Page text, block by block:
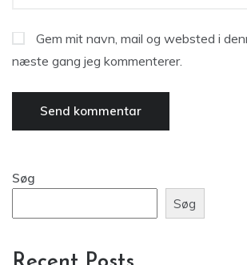
Gem mit navn, mail og websted i
næste gang jeg kommenterer.
Søg
Søg